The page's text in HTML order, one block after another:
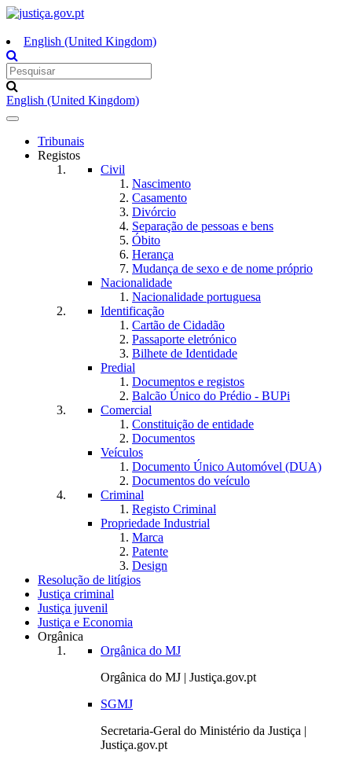
English (United Kingdom)
English (United Kingdom)
Toggle
navigationTribunais
Registos
Civil
Nascimento
Casamento
Divórcio
Separação de pessoas e bens
Óbito
Herança
Mudança de sexo e de nome próprio
Nacionalidade
Nacionalidade portuguesa
Identificação
Cartão de Cidadão
Passaporte eletrónico
Bilhete de Identidade
Predial
Documentos e registos
Balcão Único do Prédio - BUPi
Comercial
Constituição de entidade
Documentos
Veículos
Documento Único Automóvel (DUA)
Documentos do veículo
Criminal
Registo Criminal
Propriedade Industrial
Marca
Patente
Design
Resolução de litígios
Justiça criminal
Justiça juvenil
Justiça e Economia
Orgânica
Orgânica do MJ
Orgânica do MJ | Justiça.gov.pt
SGMJ
Secretaria-Geral do Ministério da Justiça |
Justiça.gov.pt